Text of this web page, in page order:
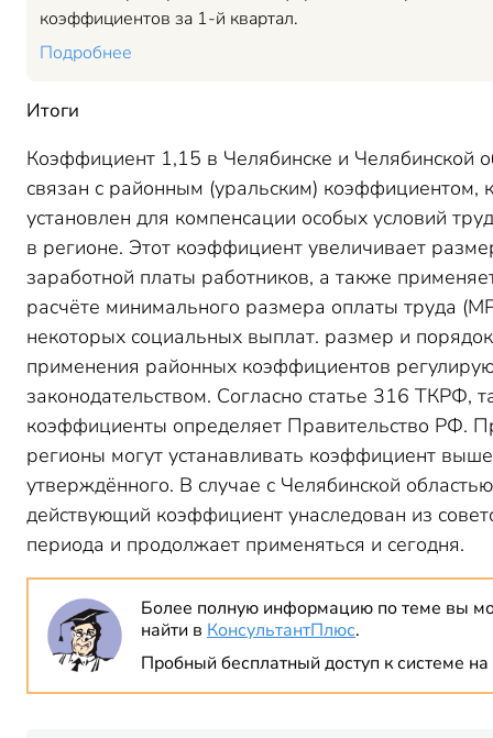
коэффициентов за 1-й квартал.
Подробнее
Итоги
Коэффициент 1,15 в Челябинске и Челябинской
связан с районным (уральским) коэффициентом,
установлен для компенсации особых условий
в регионе. Этот коэффициент увеличивает
заработной платы работников, а также
расчёте минимального размера оплаты труда
некоторых социальных выплат. размер и порядок
применения районных коэффициентов
законодательством. Согласно статье 316 ТКРФ,
коэффициенты определяет Правительство РФ.
регионы могут устанавливать коэффициент выше
утверждённого. В случае с Челябинской областью
действующий коэффициент унаследован из
периода и продолжает применяться и сегодня.
Более полную информацию по теме вы
найти в КонсультантПлюс.
Пробный бесплатный доступ к системе